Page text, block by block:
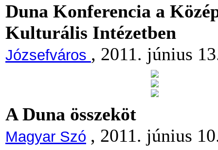
Duna Konferencia a
Kulturális Intézetben
Józsefváros , 2011. június
A Duna összeköt
Magyar Szó , 2011. június